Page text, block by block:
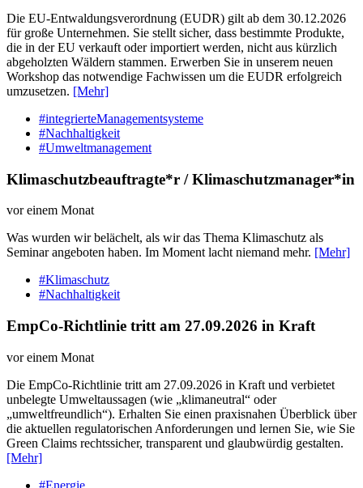
Die EU-Entwaldungsverordnung (EUDR) gilt ab dem 30.12.2026
für große Unternehmen. Sie stellt sicher, dass bestimmte Produkte,
die in der EU verkauft oder importiert werden, nicht aus kürzlich
abgeholzten Wäldern stammen. Erwerben Sie in unserem neuen
Workshop das notwendige Fachwissen um die EUDR erfolgreich
umzusetzen. [Mehr]
#integrierteManagementsysteme
#Nachhaltigkeit
#Umweltmanagement
Klimaschutzbeauftragte*r / Klimaschutzmanager*in
vor einem Monat
Was wurden wir belächelt, als wir das Thema Klimaschutz als
Seminar angeboten haben. Im Moment lacht niemand mehr. [Mehr]
#Klimaschutz
#Nachhaltigkeit
EmpCo-Richtlinie tritt am 27.09.2026 in Kraft
vor einem Monat
Die EmpCo-Richtlinie tritt am 27.09.2026 in Kraft und verbietet
unbelegte Umweltaussagen (wie „klimaneutral“ oder
„umweltfreundlich“). Erhalten Sie einen praxisnahen Überblick über
die aktuellen regulatorischen Anforderungen und lernen Sie, wie Sie
Green Claims rechtssicher, transparent und glaubwürdig gestalten.
[Mehr]
#Energie